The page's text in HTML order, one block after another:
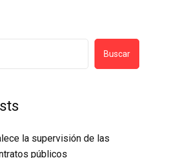
Buscar
la supervisión de las
públicos